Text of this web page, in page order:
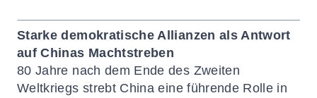
Starke demokratische Allianzen als Antwort
auf Chinas Machtstreben
80 Jahre nach dem Ende des Zweiten
Weltkriegs strebt China eine führende Rolle in